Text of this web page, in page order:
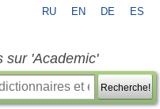
RU EN DE ES
sur 'Academic'
Recherche!